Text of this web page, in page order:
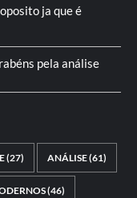
ja que é
pela análise
(27) ANÁLISE(61)
(46)